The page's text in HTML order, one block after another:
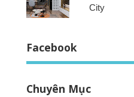
City
Facebook
Chuyên Mục